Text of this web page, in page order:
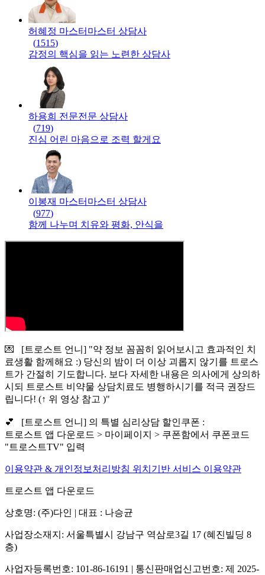
허혜정 마스터 마스터 상담사
(1515)
감정의 핵심을 읽는 노련한 상담사
하용희 전문전문 상담사
(719)
진심 어린 마음으로 조력 할게요
이봉재 마스터 마스터 상담사
(977)
함께 나누며 치유와 평화, 안식을
💌 [트로스트 언니] "약 정보 꼼꼼히 읽어보시고 효과적인 치
료생활 함께해요 :) 당신의 밤이 더 이상 괴롭지 않기를 트로스
트가 간절히 기도합니다. 보다 자세한 내용은 의사에게 상의하
시되 트로스트 비약물 상담치료도 병행하시기를 적극 권장드
립니다! (↑ 위 영상 참고 )"
💕 [트로스트 언니] 의 특별 심리상담 할인쿠폰 :
트로스트 앱 다운로드 > 마이페이지 > 쿠폰함에서 쿠폰코드
"트로스트TV" 입력
이용약관 & 개인정보처리방침 위치기반 서비스 이용약관
트로스트 앱 다운로드
상호명: (주)다인 | 대표 : 나승균
사업장소재지: 서울특별시 강남구 역삼로3길 17 (혜진빌딩 8
층)
사업자등록번호: 101-86-16191 | 통신판매업신고번호: 제 2025-